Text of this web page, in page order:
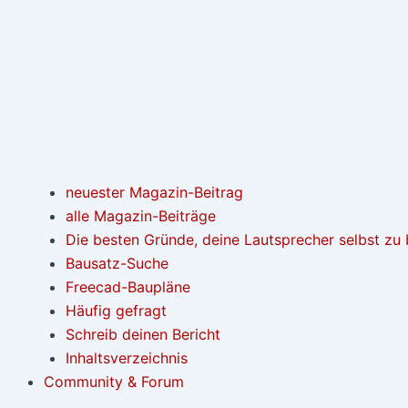
neuester Magazin-Beitrag
alle Magazin-Beiträge
Die besten Gründe, deine Lautsprecher selbst zu
Bausatz-Suche
Freecad-Baupläne
Häufig gefragt
Schreib deinen Bericht
Inhaltsverzeichnis
Community & Forum